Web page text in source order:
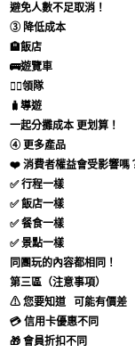
避免人數不足取消！
③ 降低成本
🏨飯店
🚌遊覽車
👨‍✈️領隊
🧳導遊
一起分攤成本 更划算！
④ 更多產品
❤️ 消費者權益會受影響嗎
✅ 行程一樣
✅ 飯店一樣
✅ 餐食一樣
✅ 景點一樣
同團玩的內容都相同！
第三區（注意事項）
⚠ 您要知道可能有價差
💳 信用卡優惠不同
🎁 會員折扣不同